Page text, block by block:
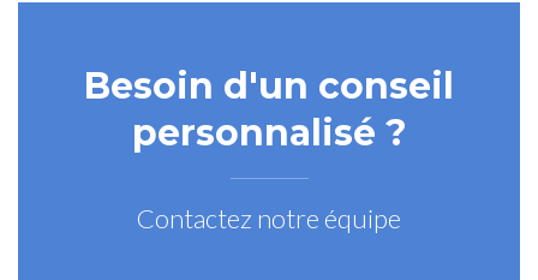
Besoin d'un conseil
personnalisé ?
Contactez notre équipe